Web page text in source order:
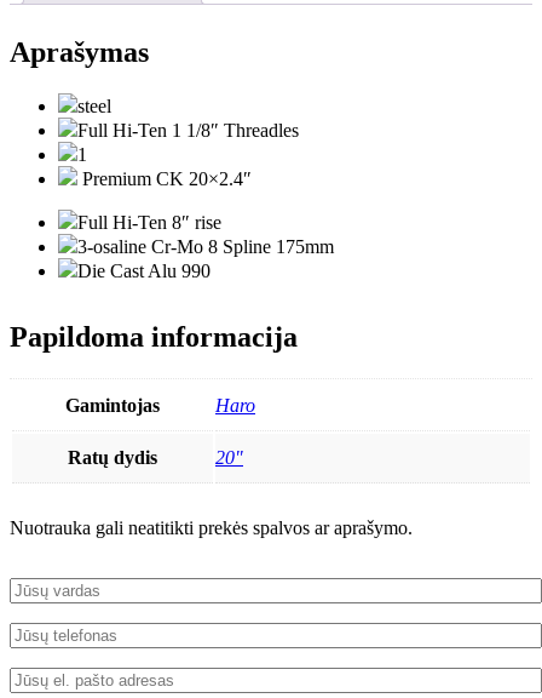
Aprašymas
steel
Full Hi-Ten 1 1/8″ Threadles
1
Premium CK 20×2.4″
Full Hi-Ten 8″ rise
3-osaline Cr-Mo 8 Spline 175mm
Die Cast Alu 990
Papildoma informacija
Gamintojas Haro
Ratų dydis 20"
Nuotrauka gali neatitikti prekės spalvos ar aprašymo.